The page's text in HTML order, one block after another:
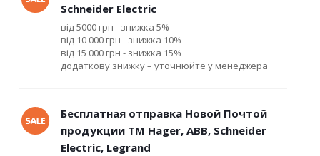
Schneider Electric
від 5000 грн - знижка 5%
від 10 000 грн - знижка 10%
від 15 000 грн - знижка 15%
додаткову знижку – уточнюйте у менеджера
Бесплатная отправка Новой Почтой
продукции ТМ Hager, ABB, Schneider
Electric, Legrand